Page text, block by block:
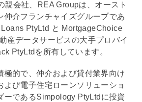
親会社、REA Groupは、オースト
仲介フランチャイズグループであ
PtyLtd と MortgageChoice
産データサービスの大手プロバイ
PtyLtdを所有しています。
極的で、仲介および貸付業界向け
よび電子住宅ローンソリューショ
ーであるSimpology PtyLtdに投資